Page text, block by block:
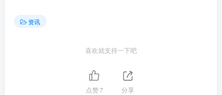
资讯
喜欢就支持一下吧
点赞7 分享